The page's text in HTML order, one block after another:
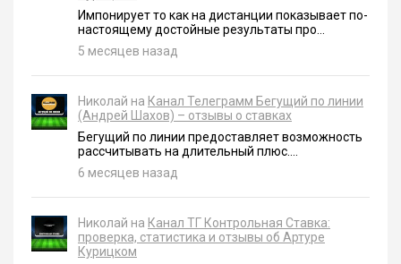
Импонирует то как на дистанции показывает по-
настоящему достойные результаты про...
5 месяцев назад
Николай на Канал Телеграмм Бегущий по линии
(Андрей Шахов) – отзывы о ставках
Бегущий по линии предоставляет возможность
рассчитывать на длительный плюс....
6 месяцев назад
Николай на Канал ТГ Контрольная Ставка:
проверка, статистика и отзывы об Артуре
Курицком